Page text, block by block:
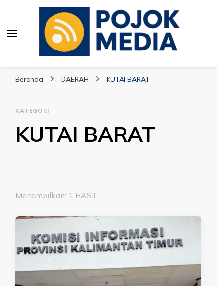
Beranda DAERAH KUTAI BARAT
KATEGORI
KUTAI BARAT
Menampilkan: 1 HASIL